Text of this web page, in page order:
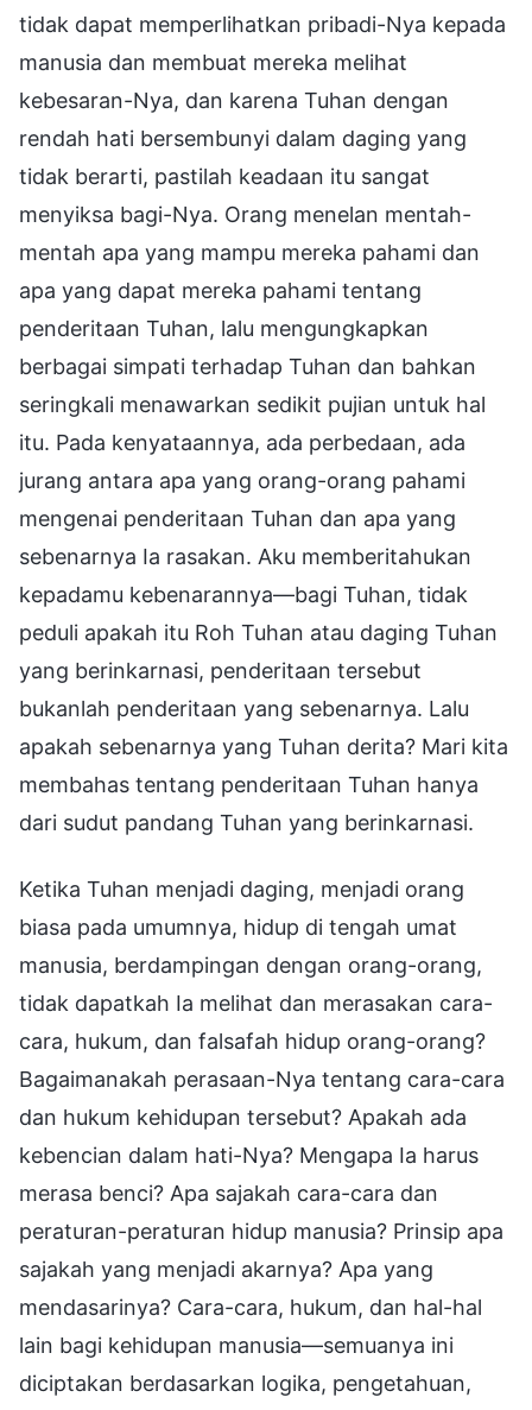
tidak dapat memperlihatkan pribadi-Nya kepada
manusia dan membuat mereka melihat
kebesaran-Nya, dan karena Tuhan dengan
rendah hati bersembunyi dalam daging yang
tidak berarti, pastilah keadaan itu sangat
menyiksa bagi-Nya. Orang menelan mentah-
mentah apa yang mampu mereka pahami dan
apa yang dapat mereka pahami tentang
penderitaan Tuhan, lalu mengungkapkan
berbagai simpati terhadap Tuhan dan bahkan
seringkali menawarkan sedikit pujian untuk hal
itu. Pada kenyataannya, ada perbedaan, ada
jurang antara apa yang orang-orang pahami
mengenai penderitaan Tuhan dan apa yang
sebenarnya Ia rasakan. Aku memberitahukan
kepadamu kebenarannya—bagi Tuhan, tidak
peduli apakah itu Roh Tuhan atau daging Tuhan
yang berinkarnasi, penderitaan tersebut
bukanlah penderitaan yang sebenarnya. Lalu
apakah sebenarnya yang Tuhan derita? Mari kita
membahas tentang penderitaan Tuhan hanya
dari sudut pandang Tuhan yang berinkarnasi.
Ketika Tuhan menjadi daging, menjadi orang
biasa pada umumnya, hidup di tengah umat
manusia, berdampingan dengan orang-orang,
tidak dapatkah Ia melihat dan merasakan cara-
cara, hukum, dan falsafah hidup orang-orang?
Bagaimanakah perasaan-Nya tentang cara-cara
dan hukum kehidupan tersebut? Apakah ada
kebencian dalam hati-Nya? Mengapa Ia harus
merasa benci? Apa sajakah cara-cara dan
peraturan-peraturan hidup manusia? Prinsip apa
sajakah yang menjadi akarnya? Apa yang
mendasarinya? Cara-cara, hukum, dan hal-hal
lain bagi kehidupan manusia—semuanya ini
diciptakan berdasarkan logika, pengetahuan,